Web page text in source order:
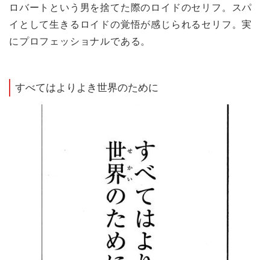
ロバートという男を捨てた際のロイドのセリフ。スパ
イとして生きるロイドの覚悟が感じられるセリフ。実
にプロフェッショナルである。
すべてはよりよき世界のために